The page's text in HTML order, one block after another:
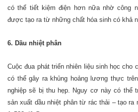
có thể tiết kiệm điện hơn nữa nhờ công
được tạo ra từ những chất hóa sinh có khả
6. Dầu nhiệt phân
Cuộc đua phát triển nhiên liệu sinh học cho
có thể gây ra khủng hoảng lương thực
nghiệp sẽ bị thu hẹp. Nguy cơ này có thể
sản xuất dầu nhiệt phân từ rác thải – tạo ra